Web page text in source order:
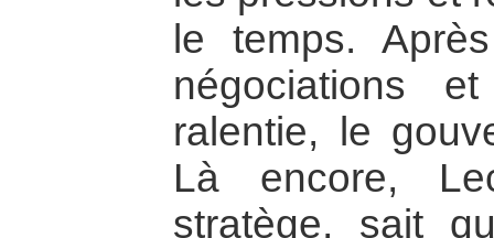
le temps.
négociations
ralentie, le
Là encore,
stratège, sait